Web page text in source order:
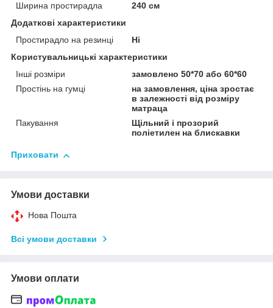
Ширина простирадла
240 см
Додаткові характеристики
Простирадло на резинці
Ні
Користувальницькі характеристики
Інші розміри
замовлено 50*70 або 60*60
Простінь на гумці
на замовлення, ціна зростає
в залежності від розміру
матраца
Пакування
Щільний і прозорий
поліетилен на блискавки
Приховати
Умови доставки
Нова Пошта
Всі умови доставки
Умови оплати